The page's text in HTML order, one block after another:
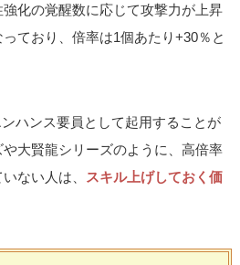
化の覚醒数に応じて攻撃力が上昇
ており、倍率は1個あたり+30％と
ハンス要員として起用することが
大賢龍シリーズのように、高倍率
ない人は、 スキル上げしておく価